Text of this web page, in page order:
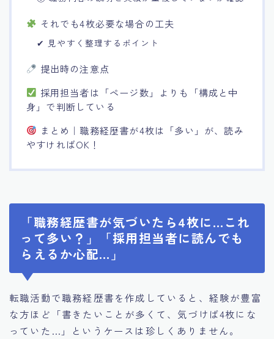
それでも4枚必要な場合の工夫
✔ 見やすく整理するポイント
提出時の注意点
採用担当者は「ページ数」よりも「構成と中
身」で判断している
まとめ｜職務経歴書が4枚は「多い」が、読み
やすければOK！
「職務経歴書が気づいたら4枚に…これ
って多い？」「採用担当者に読んでも
らえるか心配…」
転職活動で職務経歴書を作成していると、経験が豊富
な方ほど「書きたいことが多くて、気づけば4枚にな
っていた…」というケースは珍しくありません。